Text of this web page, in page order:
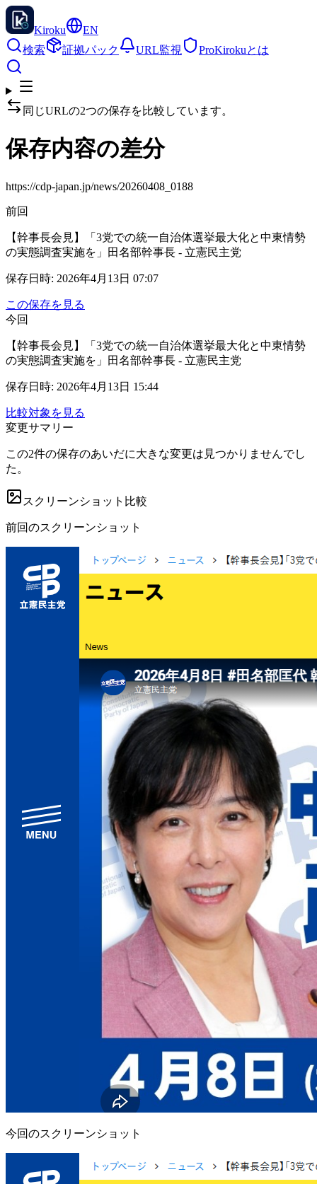
Kiroku
EN
検索
証拠パック URL監視 ProKirokuとは
同じURLの2つの保存を比較しています。
保存内容の差分
https://cdp-japan.jp/news/20260408_0188
前回
【幹事長会見】「3党での統一自治体選挙最大化と中東情勢
の実態調査実施を」田名部幹事長 - 立憲民主党
保存日時: 2026年4月13日 07:07
この保存を見る
今回
【幹事長会見】「3党での統一自治体選挙最大化と中東情勢
の実態調査実施を」田名部幹事長 - 立憲民主党
保存日時: 2026年4月13日 15:44
比較対象を見る
変更サマリー
この2件の保存のあいだに大きな変更は見つかりませんでし
た。
スクリーンショット比較
前回のスクリーンショット
今回のスクリーンショット